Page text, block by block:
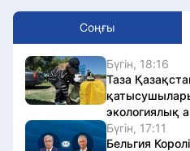
Соңғы
Бүгін, 18:16
Таза
экологиялық
Бүгін, 17:11
Бельгия